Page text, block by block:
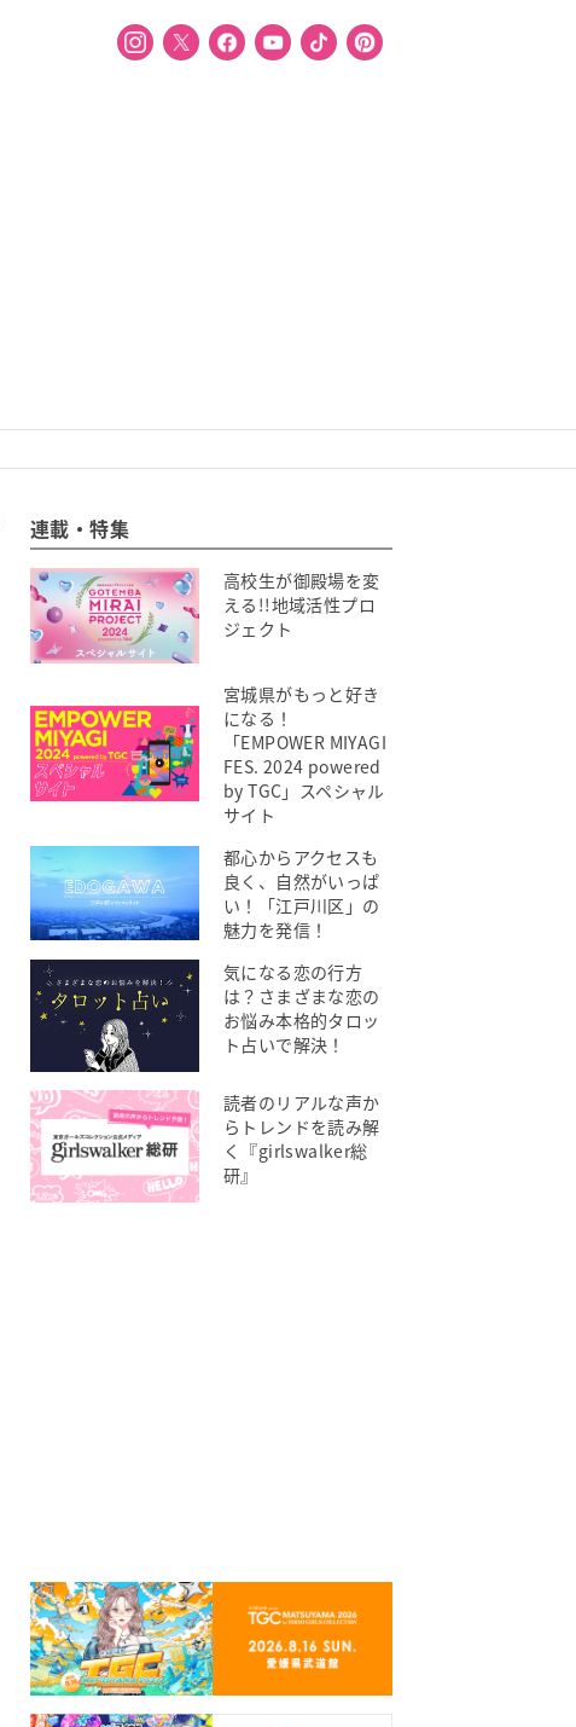
連載・特集
高校生が御殿場を変
える!!地域活性プロ
ジェクト
宮城県がもっと好き
になる！
「EMPOWER MIYAGI
FES. 2024 powered
by TGC」スペシャル
サイト
都心からアクセスも
良く、自然がいっぱ
い！「江戸川区」の
魅力を発信！
気になる恋の行方
は？さまざまな恋の
お悩み本格的タロッ
ト占いで解決！
読者のリアルな声か
らトレンドを読み解
く『girlswalker総
研』